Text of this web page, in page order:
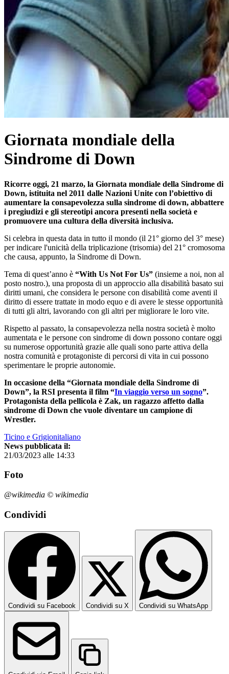
Giornata mondiale della
Sindrome di Down
Ricorre oggi, 21 marzo, la Giornata mondiale della Sindrome di
Down, istituita nel 2011 dalle Nazioni Unite con l’obiettivo di
aumentare la consapevolezza sulla sindrome di down, abbattere
i pregiudizi e gli stereotipi ancora presenti nella società e
promuovere una cultura della diversità inclusiva.
Si celebra in questa data in tutto il mondo (il 21° giorno del 3° mese)
per indicare l'unicità della triplicazione (trisomia) del 21° cromosoma
che causa, appunto, la Sindrome di Down.
Tema di quest’anno è “With Us Not For Us” (insieme a noi, non al
posto nostro.), una proposta di un approccio alla disabilità basato sui
diritti umani, che considera le persone con disabilità come aventi il
diritto di essere trattate in modo equo e di avere le stesse opportunità
di tutti gli altri, lavorando con gli altri per migliorare le loro vite.
Rispetto al passato, la consapevolezza nella nostra società è molto
aumentata e le persone con sindrome di down possono contare oggi
su numerose opportunità grazie alle quali sono parte attiva della
nostra comunità e protagoniste di percorsi di vita in cui possono
sperimentare le proprie autonomie.
In occasione della “Giornata mondiale della Sindrome di
Down”, la RSI presenta il film “In viaggio verso un sogno”.
Protagonista della pellicola è Zak, un ragazzo affetto dalla
sindrome di Down che vuole diventare un campione di
Wrestler.
Ticino e Grigionitaliano
News pubblicata il:
21/03/2023 alle 14:33
Foto
@wikimedia © wikimedia
Condividi
Condividi su Facebook Condividi su X Condividi su WhatsApp